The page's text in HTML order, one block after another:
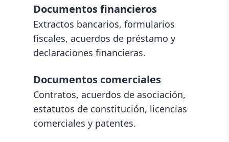
Documentos financieros
Extractos bancarios, formularios
fiscales, acuerdos de préstamo y
declaraciones financieras.
Documentos comerciales
Contratos, acuerdos de asociación,
estatutos de constitución, licencias
comerciales y patentes.